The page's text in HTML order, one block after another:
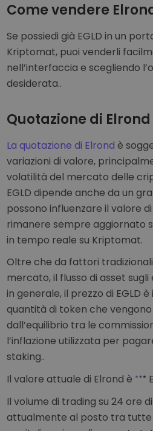
Come vendere
Se possiedi già EGLD in un
Kriptomat, puoi venderli
nell’interfaccia e scegliendo
desiderata..
Quotazione di Elrond
La quotazione di Elrond è
variazioni di valore,
volatilità del mercato delle
EGLD dipende anche da un
possono influenzare il valore
rimanere sempre aggiornato
in tempo reale su Kriptomat.
Oltre che da fattori
mercato, il flusso di asset
in generale, il prezzo di EGLD
quantità di token che
dall’equilibrio tra le
l’inflazione utilizzata per
staking..
Il valore attuale di Elrond è
Il volume di trading su 24 ore di
attualmente al posto tra